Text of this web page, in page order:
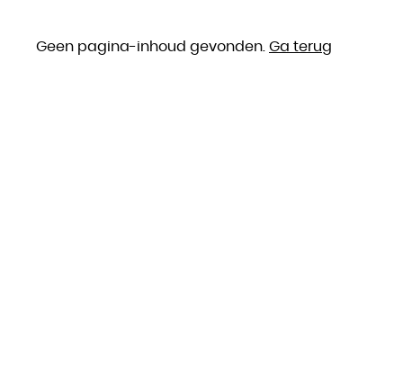
Geen pagina-inhoud gevonden. Ga terug